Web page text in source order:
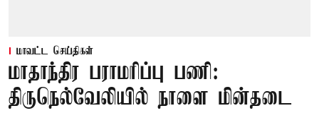
மாவட்ட செய்திகள்
மாதாந்திர பராமரிப்பு பணி:
திருநெல்வேலியில் நாளை மின்தடை